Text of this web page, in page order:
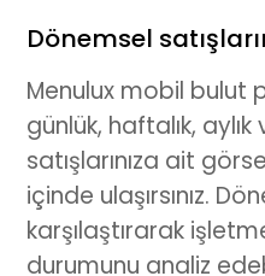
Dönemsel
Menulux mobil bulut
günlük, haftalık, aylık
satışlarınıza ait
içinde ulaşırsınız.
karşılaştırarak
durumunu analiz